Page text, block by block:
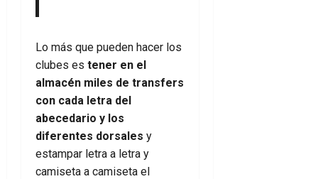
Lo más que pueden hacer los
clubes es tener en el
almacén miles de transfers
con cada letra del
abecedario y los
diferentes dorsales y
estampar letra a letra y
camiseta a camiseta el